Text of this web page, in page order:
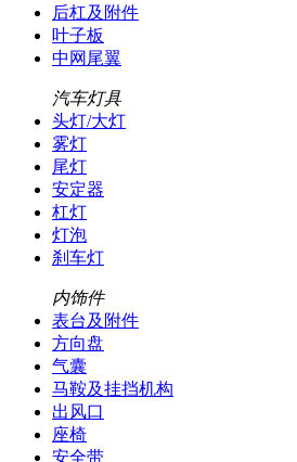
后杠及附件
叶子板
中网尾翼
汽车灯具
头灯/大灯
雾灯
尾灯
安定器
杠灯
灯泡
刹车灯
内饰件
表台及附件
方向盘
气囊
马鞍及挂挡机构
出风口
座椅
安全带